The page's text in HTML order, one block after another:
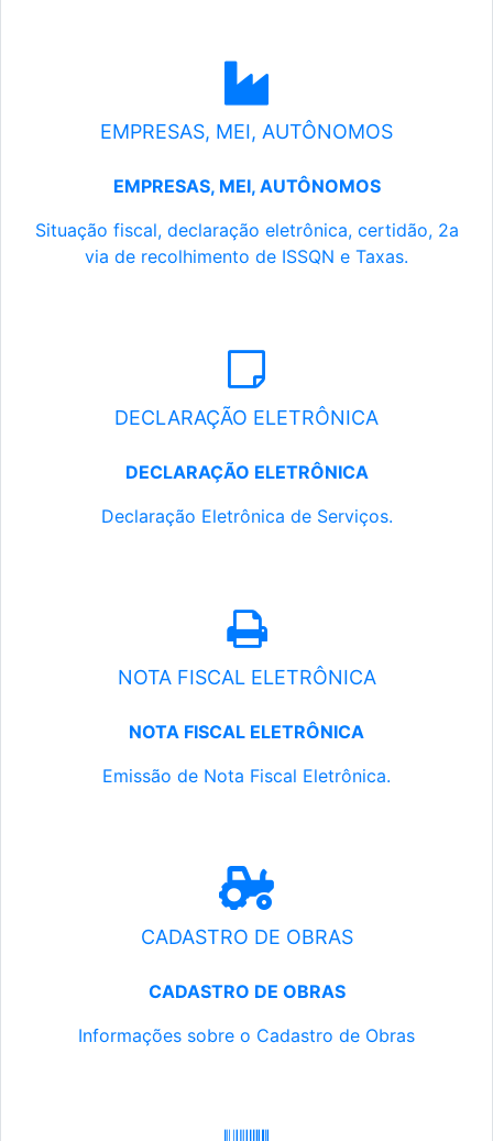
EMPRESAS, MEI, AUTÔNOMOS
EMPRESAS, MEI, AUTÔNOMOS
Situação fiscal, declaração eletrônica, certidão, 2a
via de recolhimento de ISSQN e Taxas.
DECLARAÇÃO ELETRÔNICA
DECLARAÇÃO ELETRÔNICA
Declaração Eletrônica de Serviços.
NOTA FISCAL ELETRÔNICA
NOTA FISCAL ELETRÔNICA
Emissão de Nota Fiscal Eletrônica.
CADASTRO DE OBRAS
CADASTRO DE OBRAS
Informações sobre o Cadastro de Obras